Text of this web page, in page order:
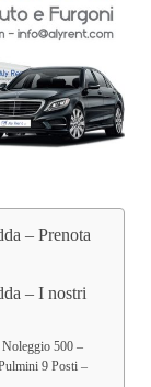
– Prenota
– I nostri
500 –
9 Posti –